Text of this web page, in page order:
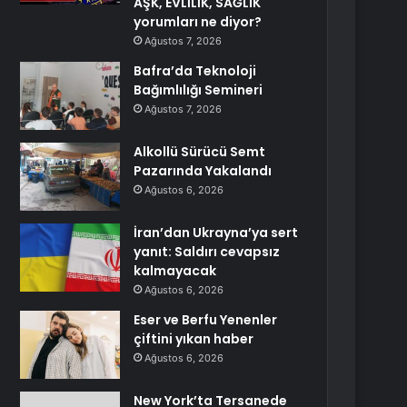
yorumları ne diyor?
Ağustos 7, 2026
Bafra’da Teknoloji
Bağımlılığı Semineri
Ağustos 7, 2026
Alkollü Sürücü Semt
Pazarında Yakalandı
Ağustos 6, 2026
İran’dan Ukrayna’ya sert
yanıt: Saldırı cevapsız
kalmayacak
Ağustos 6, 2026
Eser ve Berfu Yenenler
çiftini yıkan haber
Ağustos 6, 2026
New York’ta Tersanede